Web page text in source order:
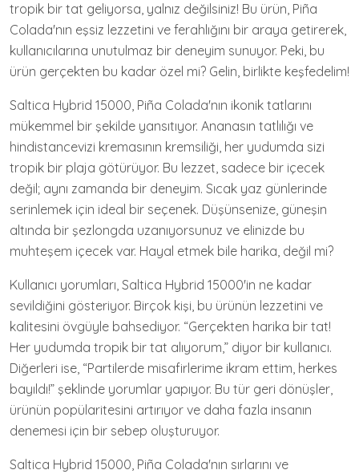
tropik bir tat geliyorsa, yalnız değilsiniz! Bu ürün, Piña
Colada'nın eşsiz lezzetini ve ferahlığını bir araya getirerek,
kullanıcılarına unutulmaz bir deneyim sunuyor. Peki, bu
ürün gerçekten bu kadar özel mi? Gelin, birlikte keşfedelim!
Saltica Hybrid 15000, Piña Colada'nın ikonik tatlarını
mükemmel bir şekilde yansıtıyor. Ananasın tatlılığı ve
hindistancevizi kremasının kremsiliği, her yudumda sizi
tropik bir plaja götürüyor. Bu lezzet, sadece bir içecek
değil; aynı zamanda bir deneyim. Sıcak yaz günlerinde
serinlemek için ideal bir seçenek. Düşünsenize, güneşin
altında bir şezlongda uzanıyorsunuz ve elinizde bu
muhteşem içecek var. Hayal etmek bile harika, değil mi?
Kullanıcı yorumları, Saltica Hybrid 15000'in ne kadar
sevildiğini gösteriyor. Birçok kişi, bu ürünün lezzetini ve
kalitesini övgüyle bahsediyor. “Gerçekten harika bir tat!
Her yudumda tropik bir tat alıyorum,” diyor bir kullanıcı.
Diğerleri ise, “Partilerde misafirlerime ikram ettim, herkes
bayıldı!” şeklinde yorumlar yapıyor. Bu tür geri dönüşler,
ürünün popülaritesini artırıyor ve daha fazla insanın
denemesi için bir sebep oluşturuyor.
Saltica Hybrid 15000, Piña Colada'nın sırlarını ve